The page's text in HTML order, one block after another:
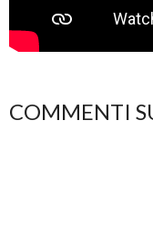
COMMENTI